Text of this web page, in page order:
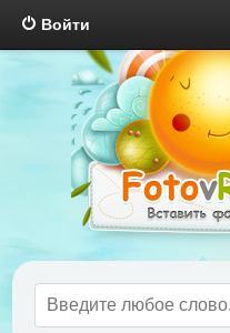
Войти